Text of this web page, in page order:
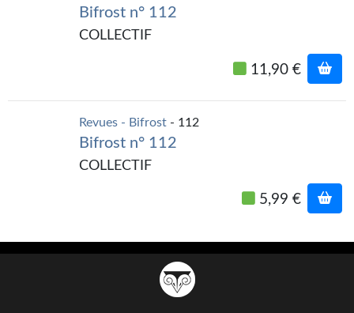
En numérique
Le prix des lecteurs
Bifrost n° 112
COLLECTIF
11,90 €
Revues - Bifrost - 112
Bifrost n° 112
COLLECTIF
5,99 €